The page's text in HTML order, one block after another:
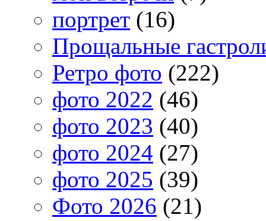
портрет (16)
Прощальные
Ретро фото (222)
фото 2022 (46)
фото 2023 (40)
фото 2024 (27)
фото 2025 (39)
Фото 2026 (21)